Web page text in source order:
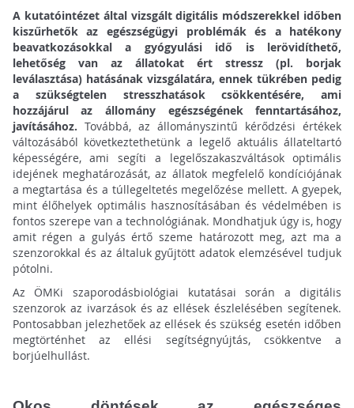
A kutatóintézet által vizsgált digitális módszerekkel időben
kiszűrhetők az egészségügyi problémák és a hatékony
beavatkozásokkal a gyógyulási idő is lerövidíthető,
lehetőség van az állatokat ért stressz (pl. borjak
leválasztása) hatásának vizsgálatára, ennek tükrében pedig
a szükségtelen stresszhatások csökkentésére, ami
hozzájárul az állomány egészségének fenntartásához,
javításához. Továbbá, az állományszintű kérődzési értékek
változásából következtethetünk a legelő aktuális állateltartó
képességére, ami segíti a legelőszakaszváltások optimális
idejének meghatározását, az állatok megfelelő kondíciójának
a megtartása és a túllegeltetés megelőzése mellett. A gyepek,
mint élőhelyek optimális hasznosításában és védelmében is
fontos szerepe van a technológiának. Mondhatjuk úgy is, hogy
amit régen a gulyás értő szeme határozott meg, azt ma a
szenzorokkal és az általuk gyűjtött adatok elemzésével tudjuk
pótolni.
Az ÖMKi szaporodásbiológiai kutatásai során a digitális
szenzorok az ivarzások és az ellések észlelésében segítenek.
Pontosabban jelezhetőek az ellések és szükség esetén időben
megtörténhet az ellési segítségnyújtás, csökkentve a
borjúelhullást.